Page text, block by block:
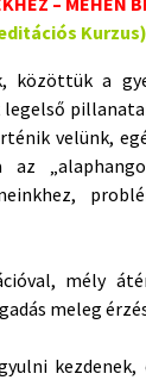
Kurzus)
közöttük a
velünk,
az
mély
meleg